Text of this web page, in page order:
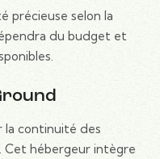
précieuse selon la
du budget et
la continuité des
Cet hébergeur intègre